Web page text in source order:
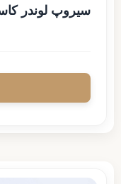
سیروپ لوندر کاسیت